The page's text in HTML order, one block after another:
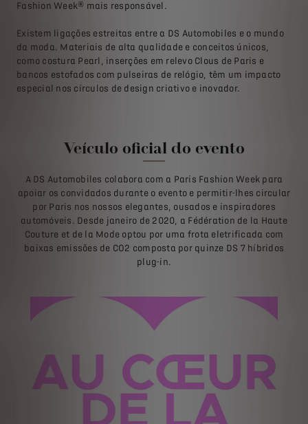
Fashion Week® mais responsável.
Existem ligações estreitas entre a DS Automobiles e o mundo
da moda. Materiais de alta qualidade e conceitos únicos,
como costura Pearl, inserções em relevo Clous de Paris e
bancos estofados com pulseiras de relógio, têm um impacto
especial nos círculos de design criativo e inovador.
Veículo oficial do evento
A DS Automobiles colabora com a Paris Fashion Week para
apoiar os convidados durante o evento e permitir-lhes circular
por Paris nos nossos elegantes, ousados e inspiradores
automóveis. Desde janeiro de 2020, a Fédération de la Haute
Couture et de la Mode optou por uma frota eletrificada com
baixas emissões de CO2 composta por quinze DS 7 híbridos
plug-in.